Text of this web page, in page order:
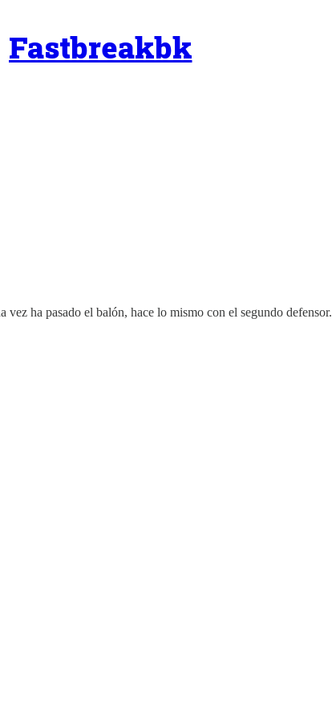
Fastbreakbk
ha pasado el balón, hace lo mismo con el segundo defensor.